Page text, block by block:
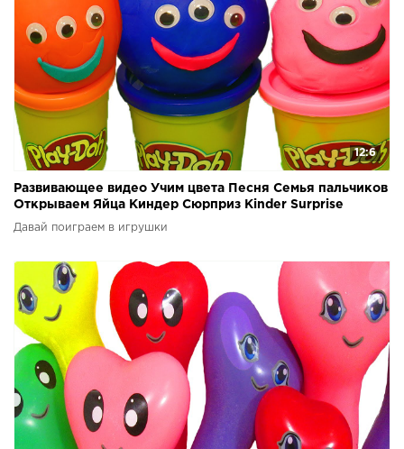
12:6
Развивающее видео Учим цвета Песня Семья пальчиков
Открываем Яйца Киндер Сюрприз Kinder Surprise
Давай поиграем в игрушки